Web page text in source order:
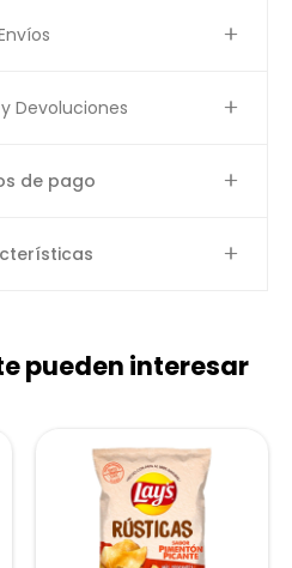
Devoluciones
de pago
pueden interesar